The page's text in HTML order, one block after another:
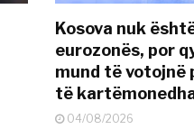
Kosova nuk
eurozonës, por
mund të votojnë
të
04/08/2026